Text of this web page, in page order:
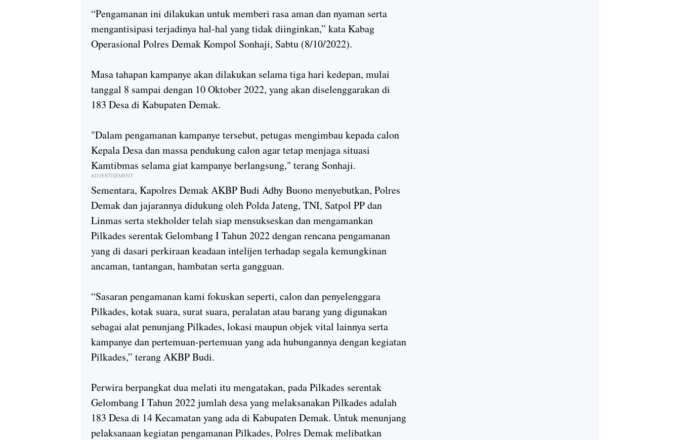
“Pengamanan ini dilakukan untuk memberi rasa aman dan nyaman serta
mengantisipasi terjadinya hal-hal yang tidak diinginkan,” kata Kabag
Operasional Polres Demak Kompol Sonhaji, Sabtu (8/10/2022).
Masa tahapan kampanye akan dilakukan selama tiga hari kedepan, mulai
tanggal 8 sampai dengan 10 Oktober 2022, yang akan diselenggarakan di
183 Desa di Kabupaten Demak.
"Dalam pengamanan kampanye tersebut, petugas mengimbau kepada calon
Kepala Desa dan massa pendukung calon agar tetap menjaga situasi
Kamtibmas selama giat kampanye berlangsung," terang Sonhaji.
ADVERTISEMENT
Sementara, Kapolres Demak AKBP Budi Adhy Buono menyebutkan, Polres
Demak dan jajarannya didukung oleh Polda Jateng, TNI, Satpol PP dan
Linmas serta stekholder telah siap mensukseskan dan mengamankan
Pilkades serentak Gelombang I Tahun 2022 dengan rencana pengamanan
yang di dasari perkiraan keadaan intelijen terhadap segala kemungkinan
ancaman, tantangan, hambatan serta gangguan.
“Sasaran pengamanan kami fokuskan seperti, calon dan penyelenggara
Pilkades, kotak suara, surat suara, peralatan atau barang yang digunakan
sebagai alat penunjang Pilkades, lokasi maupun objek vital lainnya serta
kampanye dan pertemuan-pertemuan yang ada hubungannya dengan kegiatan
Pilkades,” terang AKBP Budi.
Perwira berpangkat dua melati itu mengatakan, pada Pilkades serentak
Gelombang I Tahun 2022 jumlah desa yang melaksanakan Pilkades adalah
183 Desa di 14 Kecamatan yang ada di Kabupaten Demak. Untuk menunjang
pelaksanaan kegiatan pengamanan Pilkades, Polres Demak melibatkan